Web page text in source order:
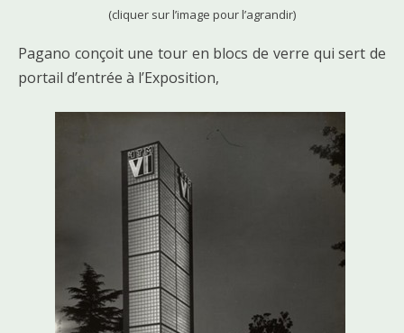
(cliquer sur l’image pour l’agrandir)
Pagano conçoit une tour en blocs de verre qui sert de
portail d’entrée à l’Exposition,